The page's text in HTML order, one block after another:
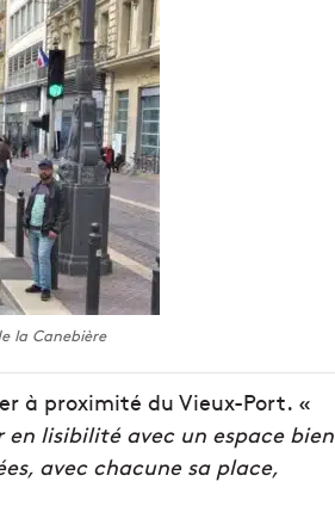
la Canebière
à proximité du Vieux-Port. «
lisibilité avec un espace bien
avec chacune sa place,